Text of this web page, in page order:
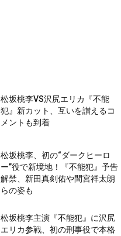
松坂桃李VS沢尻エリカ『不能
犯』新カット、互いを讃えるコ
メントも到着
松坂桃李、初の“ダークヒーロ
ー”役で新境地！『不能犯』予告
解禁、新田真剣佑や間宮祥太朗
らの姿も
松坂桃李主演『不能犯』に沢尻
エリカ参戦、初の刑事役で本格